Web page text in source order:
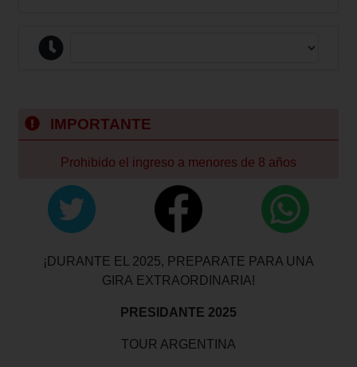
IMPORTANTE
Prohibido el ingreso a menores de 8 años
¡DURANTE EL 2025, PREPARATE PARA UNA
GIRA EXTRAORDINARIA!
PRESIDANTE 2025
TOUR ARGENTINA